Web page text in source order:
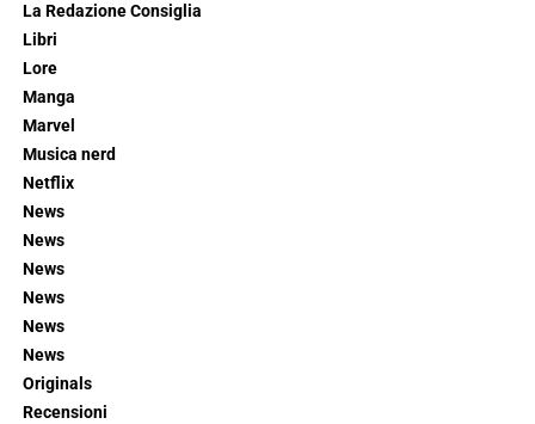
La Redazione Consiglia
Libri
Lore
Manga
Marvel
Musica nerd
Netflix
News
News
News
News
News
News
Originals
Recensioni